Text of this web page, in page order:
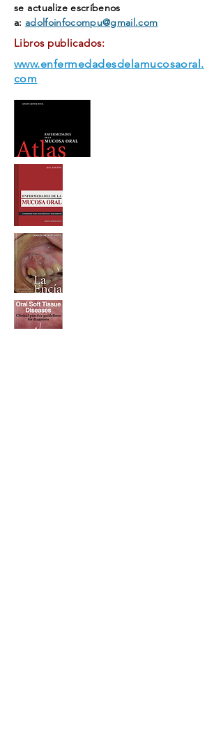
se actualizeescríbenos
a:adolfoinfocompu@gmail.com
Libros publicados:
www.enfermedadesdelamucosaoral.
com